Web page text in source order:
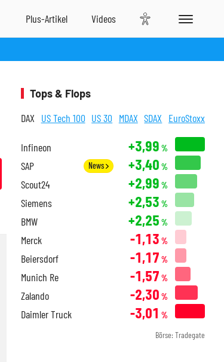
Tops & Flops
DAX US Tech 100 US 30 MDAX SDAX EuroStoxx
Infineon +3,99 %
SAP News +3,40 %
Scout24 +2,99 %
Siemens +2,53 %
BMW +2,25 %
Merck -1,13 %
Beiersdorf -1,17 %
Munich Re -1,57 %
Zalando -2,30 %
Daimler Truck -3,01 %
Börse: Tradegate